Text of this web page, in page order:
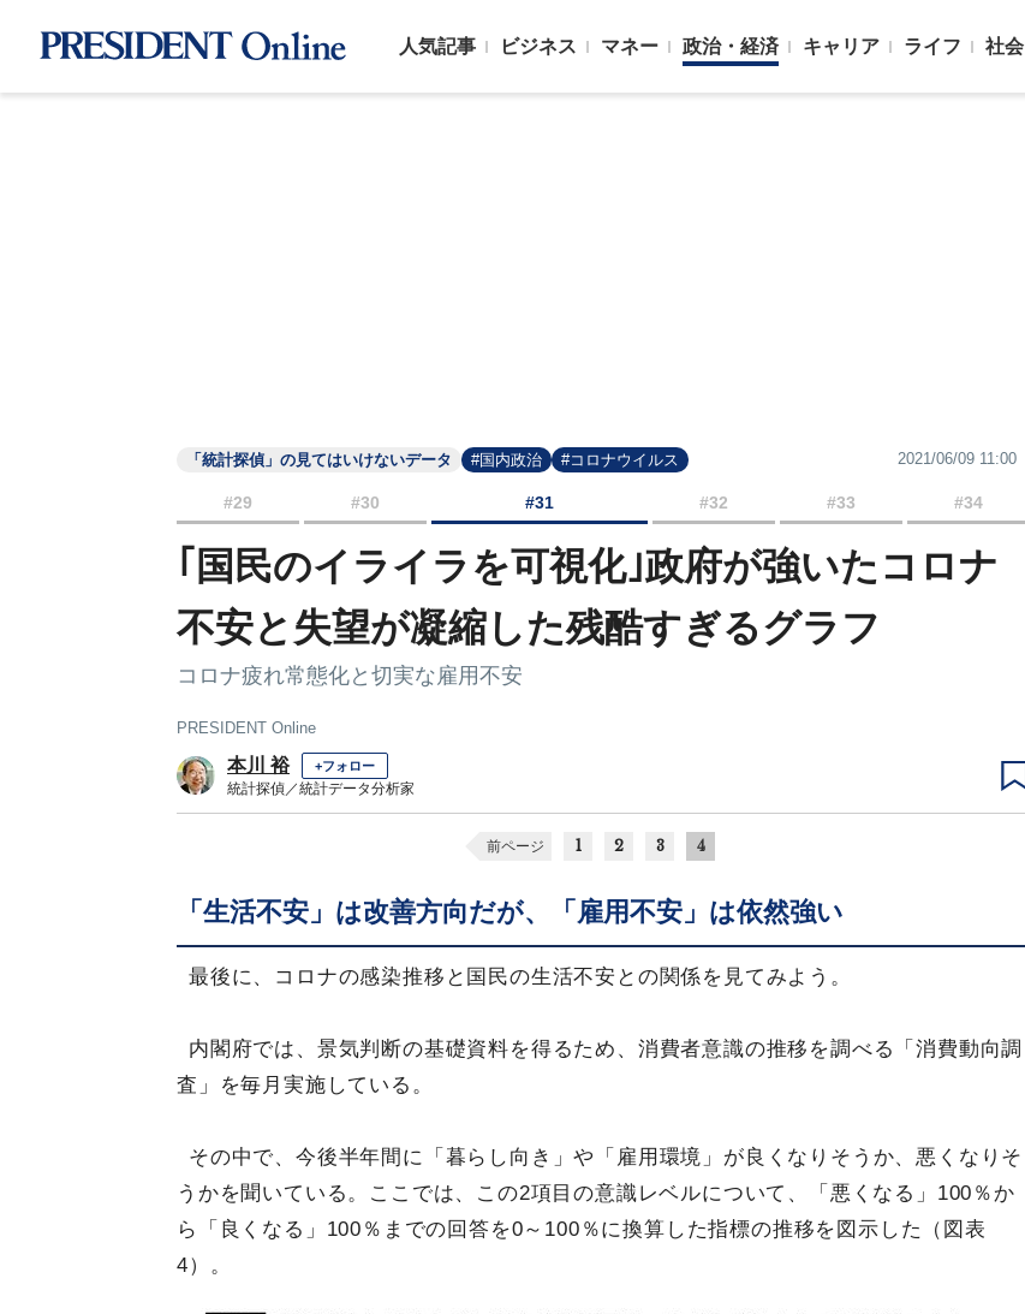
人気記事 ビジネス マネー 政治・経済 キャリア ライフ 社会
「統計探偵」の見てはいけないデータ #国内政治 #コロナウイルス 2021/06/09 11:00
#29 #30 #31 #32 #33 #34
｢国民のイライラを可視化｣政府が強いたコロナ
不安と失望が凝縮した残酷すぎるグラフ
コロナ疲れ常態化と切実な雇用不安
PRESIDENT Online
本川 裕 +フォロー
統計探偵／統計データ分析家
前ページ 1 2 3 4
「生活不安」は改善方向だが、「雇用不安」は依然強い
最後に、コロナの感染推移と国民の生活不安との関係を見てみよう。
内閣府では、景気判断の基礎資料を得るため、消費者意識の推移を調べる「消費動向調
査」を毎月実施している。
その中で、今後半年間に「暮らし向き」や「雇用環境」が良くなりそうか、悪くなりそ
うかを聞いている。ここでは、この2項目の意識レベルについて、「悪くなる」100％か
ら「良くなる」100％までの回答を0～100％に換算した指標の推移を図示した（図表
4）。